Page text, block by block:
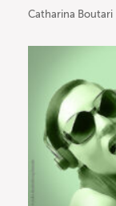
Catharina Boutari